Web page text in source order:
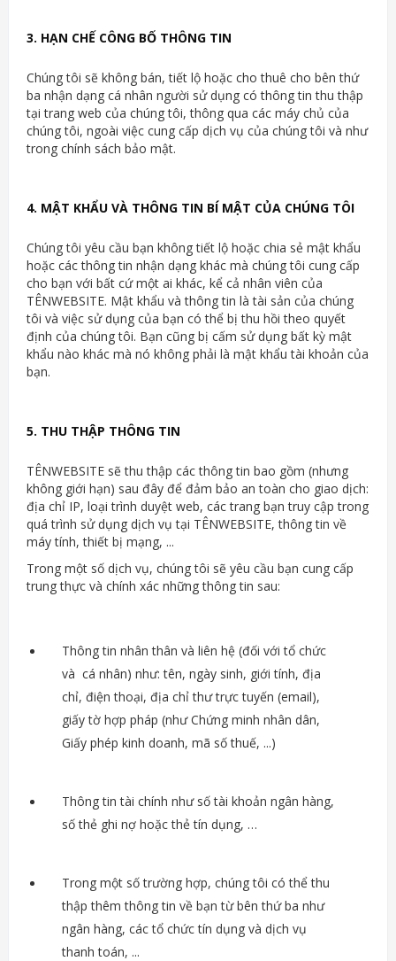
3. HẠN CHẾ CÔNG BỐ THÔNG TIN
Chúng tôi sẽ không bán, tiết lộ hoặc cho thuê cho bên thứ
ba nhận dạng cá nhân người sử dụng có thông tin thu thập
tại trang web của chúng tôi, thông qua các máy chủ của
chúng tôi, ngoài việc cung cấp dịch vụ của chúng tôi và như
trong chính sách bảo mật.
4. MẬT KHẨU VÀ THÔNG TIN BÍ MẬT CỦA CHÚNG TÔI
Chúng tôi yêu cầu bạn không tiết lộ hoặc chia sẻ mật khẩu
hoặc các thông tin nhận dạng khác mà chúng tôi cung cấp
cho bạn với bất cứ một ai khác, kể cả nhân viên của
TÊNWEBSITE. Mật khẩu và thông tin là tài sản của chúng
tôi và việc sử dụng của bạn có thể bị thu hồi theo quyết
định của chúng tôi. Bạn cũng bị cấm sử dụng bất kỳ mật
khẩu nào khác mà nó không phải là mật khẩu tài khoản của
bạn.
5. THU THẬP THÔNG TIN
TÊNWEBSITE sẽ thu thập các thông tin bao gồm (nhưng
không giới hạn) sau đây để đảm bảo an toàn cho giao dịch:
địa chỉ IP, loại trình duyệt web, các trang bạn truy cập trong
quá trình sử dụng dịch vụ tại TÊNWEBSITE, thông tin về
máy tính, thiết bị mạng, ...
Trong một số dịch vụ, chúng tôi sẽ yêu cầu bạn cung cấp
trung thực và chính xác những thông tin sau:
Thông tin nhân thân và liên hệ (đối với tổ chức
và cá nhân) như: tên, ngày sinh, giới tính, địa
chỉ, điện thoại, địa chỉ thư trực tuyến (email),
giấy tờ hợp pháp (như Chứng minh nhân dân,
Giấy phép kinh doanh, mã số thuế, ...)
Thông tin tài chính như số tài khoản ngân hàng,
số thẻ ghi nợ hoặc thẻ tín dụng, …
Trong một số trường hợp, chúng tôi có thể thu
thập thêm thông tin về bạn từ bên thứ ba như
ngân hàng, các tổ chức tín dụng và dịch vụ
thanh toán, ...